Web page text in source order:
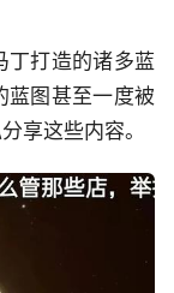
丁打造的诸多蓝
蓝图甚至一度被
享这些内容。